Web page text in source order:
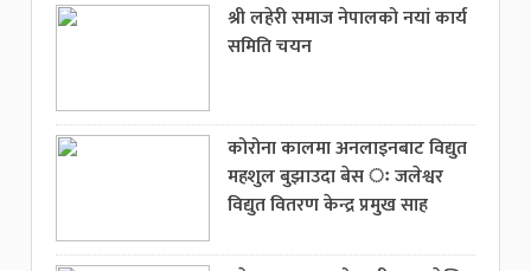
श्री लहेरी समाज नेपालको नयां कार्य
समिति चयन
कोरोना कालमा अनलाइनबाट विद्युत
महशुल बुझाउदा बेस ः जलेश्वर
विद्युत वितरण केन्द्र प्रमुख साह